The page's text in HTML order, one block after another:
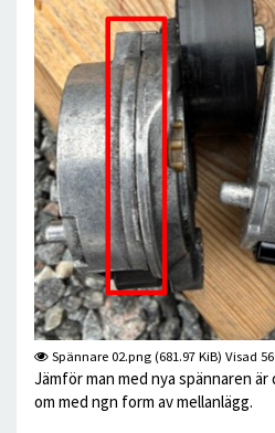
Spännare 02.png (681.97 KiB) Visad
Jämför man med nya spännaren
om med ngn form av mellanlägg.